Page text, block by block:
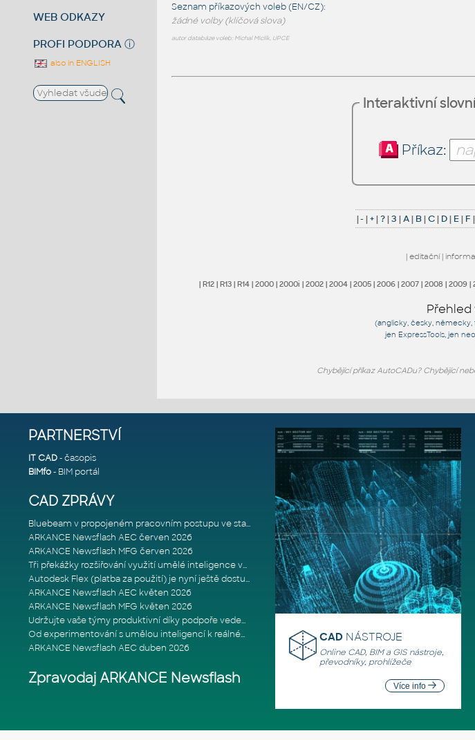
WEB ODKAZY
PROFI PODPORA ⓘ
also in ENGLISH
Seznam příkazových voleb (EN/CZ):
žádné volby (klíčová slova)
autor databáze voleb: Michal Miclík, UPCE
Interaktivní
Příkaz:
|- |+|?|3 |A| B|C| D| E| F |
| editační|
| R12| R13| R14| 2000| 2000i | 2002| 2004| 2005| 2006| 2007| 2008 | 2009|
Přehled
(anglicky, česky, německy,
jen ExpressTools, jen
Chybějící příkaz AutoCADu? Chybějící
PARTNERSTVÍ
IT CAD- časopis
BIMfo- BIM portál
CAD ZPRÁVY
Bluebeam v propojeném pracovním postupu ve stavebnictví: Proč je int
ARKANCE Newsflash AEC červen 2026
ARKANCE Newsflash MFG červen 2026
Tři překážky rozšiřování využití umělé inteligence ve stavebním prům
Autodesk Flex (platba za použití) je nyní ještě dostupnější
ARKANCE Newsflash AEC květen 2026
ARKANCE Newsflash MFG květen 2026
Udržujte vaše týmy produktivní díky podpoře vedené odborníky
Od experimentování s umělou inteligencí k reálnému dopadu na podniká
ARKANCE Newsflash AEC duben 2026
Zpravodaj ARKANCE Newsflash
CAD NÁSTROJE
Online CAD, BIM a GIS nástroje,
převodníky, prohlížeče
Více info